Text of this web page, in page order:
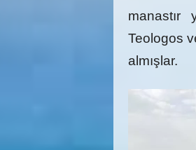
manastır
Teologos
almışlar.